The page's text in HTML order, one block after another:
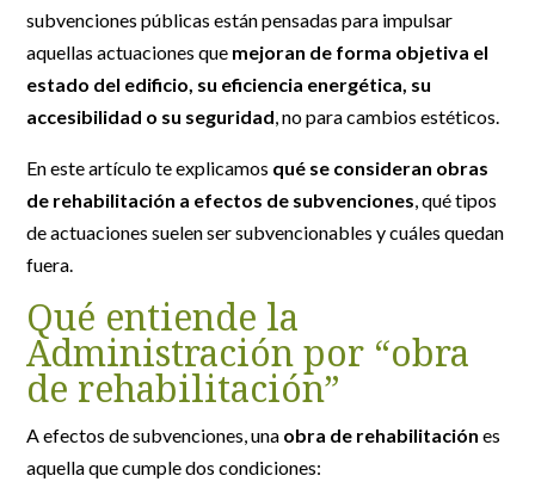
subvenciones públicas están pensadas para impulsar
aquellas actuaciones que mejoran de forma objetiva el
estado del edificio, su eficiencia energética, su
accesibilidad o su seguridad, no para cambios estéticos.
En este artículo te explicamos qué se consideran obras
de rehabilitación a efectos de subvenciones, qué tipos
de actuaciones suelen ser subvencionables y cuáles quedan
fuera.
Qué entiende la
Administración por “obra
de rehabilitación”
A efectos de subvenciones, una obra de rehabilitación es
aquella que cumple dos condiciones: